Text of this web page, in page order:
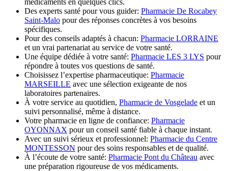
Des experts santé pour vous guider: Pharmacie De Rocabey
Saint-Malo pour des réponses concrètes à vos besoins
spécifiques.
Pour des conseils adaptés à chacun: Pharmacie LORRAINE
et un vrai partenariat au service de votre santé.
Une équipe dédiée à votre santé: Pharmacie LES 3 LYS pour
répondre à toutes vos questions de santé.
Choisissez l’expertise pharmaceutique: Pharmacie
MARSEILLE avec une sélection exigeante de nos
laboratoires partenaires.
À votre service au quotidien, Pharmacie de Vosgelade et un
suivi personnalisé, même à distance.
Votre pharmacie en ligne de confiance: Pharmacie
OYONNAX pour un conseil santé fiable à chaque instant.
Avec un suivi sérieux et professionnel: Pharmacie du Centre
MONTESSON pour des soins responsables et de qualité.
À l’écoute de votre santé: Pharmacie Pont du Château avec
une préparation rigoureuse de vos médicaments.